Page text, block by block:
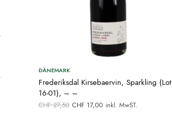
DÄNEMARK
Frederiksdal Kirsebaervin, Sparkling (Lot
16-01), – –
CHF27,50 Ursprünglicher
Preis war:
CHF 17,00Aktueller
inkl. MwST.